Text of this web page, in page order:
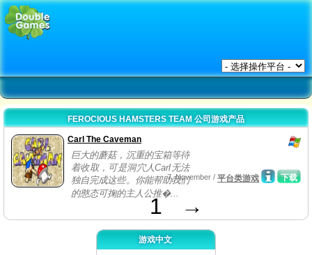
FEROCIOUS HAMSTERS TEAM 公司游戏产品
Carl The Caveman
巨大的蘑菇，沉重的宝箱等待
着收取，可是洞穴人Carl无法
独自完成这些。你能帮助我们
的憨态可掬的主人公推�...
下载
7, November / 平台类游戏
1 →
游戏中文